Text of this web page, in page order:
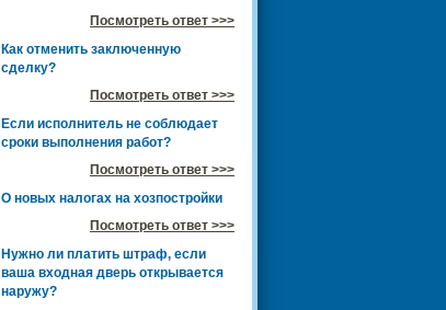
Посмотреть ответ >>>
Как отменить заключенную
сделку?
Посмотреть ответ >>>
Если исполнитель не соблюдает
сроки выполнения работ?
Посмотреть ответ >>>
О новых налогах на хозпостройки
Посмотреть ответ >>>
Нужно ли платить штраф, если
ваша входная дверь открывается
наружу?